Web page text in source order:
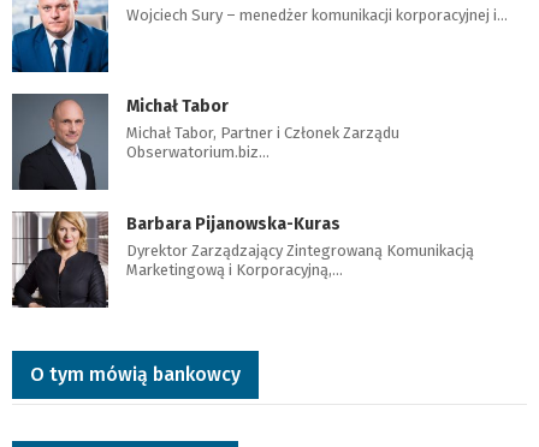
Wojciech Sury – menedżer komunikacji korporacyjnej i…
Michał Tabor
Michał Tabor, Partner i Członek Zarządu
Obserwatorium.biz…
Barbara Pijanowska-Kuras
Dyrektor Zarządzający Zintegrowaną Komunikacją
Marketingową i Korporacyjną,…
O tym mówią bankowcy